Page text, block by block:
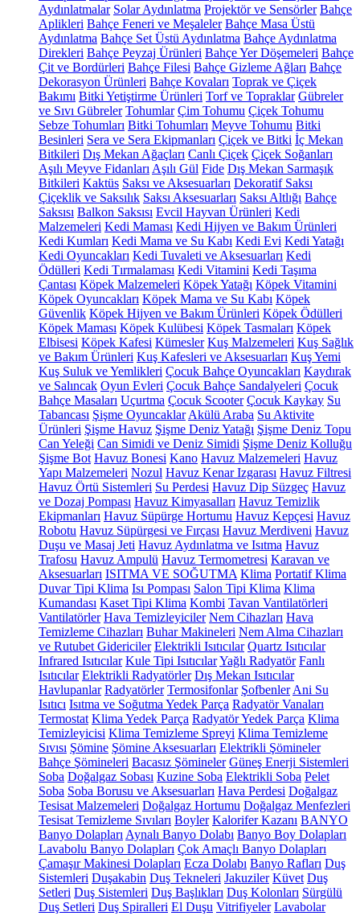
Aydınlatmalar Solar Aydınlatma Projektör ve Sensörler Bahçe
Aplikleri Bahçe Feneri ve Meşaleler Bahçe Masa Üstü
Aydınlatma Bahçe Set Üstü Aydınlatma Bahçe Aydınlatma
Direkleri Bahçe Peyzaj Ürünleri Bahçe Yer Döşemeleri Bahçe
Çit ve Bordürleri Bahçe Filesi Bahçe Gizleme Ağları Bahçe
Dekorasyon Ürünleri Bahçe Kovaları Toprak ve Çiçek
Bakımı Bitki Yetiştirme Ürünleri Torf ve Topraklar Gübreler
ve Sıvı Gübreler Tohumlar Çim Tohumu Çiçek Tohumu
Sebze Tohumları Bitki Tohumları Meyve Tohumu Bitki
Besinleri Sera ve Sera Ekipmanları Çiçek ve Bitki İç Mekan
Bitkileri Dış Mekan Ağaçları Canlı Çiçek Çiçek Soğanları
Aşılı Meyve Fidanları Aşılı Gül Fide Dış Mekan Sarmaşık
Bitkileri Kaktüs Saksı ve Aksesuarları Dekoratif Saksı
Çiçeklik ve Saksılık Saksı Aksesuarları Saksı Altlığı Bahçe
Saksısı Balkon Saksısı Evcil Hayvan Ürünleri Kedi
Malzemeleri Kedi Maması Kedi Hijyen ve Bakım Ürünleri
Kedi Kumları Kedi Mama ve Su Kabı Kedi Evi Kedi Yatağı
Kedi Oyuncakları Kedi Tuvaleti ve Aksesuarları Kedi
Ödülleri Kedi Tırmalaması Kedi Vitamini Kedi Taşıma
Çantası Köpek Malzemeleri Köpek Yatağı Köpek Vitamini
Köpek Oyuncakları Köpek Mama ve Su Kabı Köpek
Güvenlik Köpek Hijyen ve Bakım Ürünleri Köpek Ödülleri
Köpek Maması Köpek Kulübesi Köpek Tasmaları Köpek
Elbisesi Köpek Kafesi Kümesler Kuş Malzemeleri Kuş Sağlık
ve Bakım Ürünleri Kuş Kafesleri ve Aksesuarları Kuş Yemi
Kuş Suluk ve Yemlikleri Çocuk Bahçe Oyuncakları Kaydırak
ve Salıncak Oyun Evleri Çocuk Bahçe Sandalyeleri Çocuk
Bahçe Masaları Uçurtma Çocuk Scooter Çocuk Kaykay Su
Tabancası Şişme Oyuncaklar Akülü Araba Su Aktivite
Ürünleri Şişme Havuz Şişme Deniz Yatağı Şişme Deniz Topu
Can Yeleği Can Simidi ve Deniz Simidi Şişme Deniz Kolluğu
Şişme Bot Havuz Bonesi Kano Havuz Malzemeleri Havuz
Yapı Malzemeleri Nozul Havuz Kenar Izgarası Havuz Filtresi
Havuz Örtü Sistemleri Su Perdesi Havuz Dip Süzgeç Havuz
ve Dozaj Pompası Havuz Kimyasalları Havuz Temizlik
Ekipmanları Havuz Süpürge Hortumu Havuz Kepçesi Havuz
Robotu Havuz Süpürgesi ve Fırçası Havuz Merdiveni Havuz
Duşu ve Masaj Jeti Havuz Aydınlatma ve Isıtma Havuz
Trafosu Havuz Ampulü Havuz Termometresi Karavan ve
Aksesuarları ISITMA VE SOĞUTMA Klima Portatif Klima
Duvar Tipi Klima Isı Pompası Salon Tipi Klima Klima
Kumandası Kaset Tipi Klima Kombi Tavan Vantilatörleri
Vantilatörler Hava Temizleyiciler Nem Cihazları Hava
Temizleme Cihazları Buhar Makineleri Nem Alma Cihazları
ve Rutubet Gidericiler Elektrikli Isıtıcılar Quartz Isıtıcılar
Infrared Isıtıcılar Kule Tipi IsıtıcılarYağlı Radyatör Fanlı
Isıtıcılar Elektrikli Radyatörler Dış Mekan Isıtıcılar
Havlupanlar Radyatörler Termosifonlar Şofbenler Ani Su
Isıtıcı Isıtma ve Soğutma Yedek Parça Radyatör Vanaları
Termostat Klima Yedek Parça Radyatör Yedek Parça Klima
Temizleyicisi Klima Temizleme Spreyi Klima Temizleme
Sıvısı Şömine Şömine Aksesuarları Elektrikli Şömineler
Bahçe Şömineleri Bacasız Şömineler Güneş Enerji Sistemleri
Soba Doğalgaz Sobası Kuzine Soba Elektrikli Soba Pelet
Soba Soba Borusu ve Aksesuarları Hava Perdesi Doğalgaz
Tesisat Malzemeleri Doğalgaz Hortumu Doğalgaz Menfezleri
Tesisat Temizleme Sıvıları Boyler Kalorifer Kazanı BANYO
Banyo Dolapları Aynalı Banyo Dolabı Banyo Boy Dolapları
Lavabolu Banyo Dolapları Çok Amaçlı Banyo Dolapları
Çamaşır Makinesi Dolapları Ecza Dolabı Banyo Rafları Duş
Sistemleri Duşakabin Duş Tekneleri Jakuziler Küvet Duş
Setleri Duş Sistemleri Duş Başlıkları Duş Kolonları Sürgülü
Duş Setleri Duş Spiralleri El Duşu Vitrifiyeler Lavabolar